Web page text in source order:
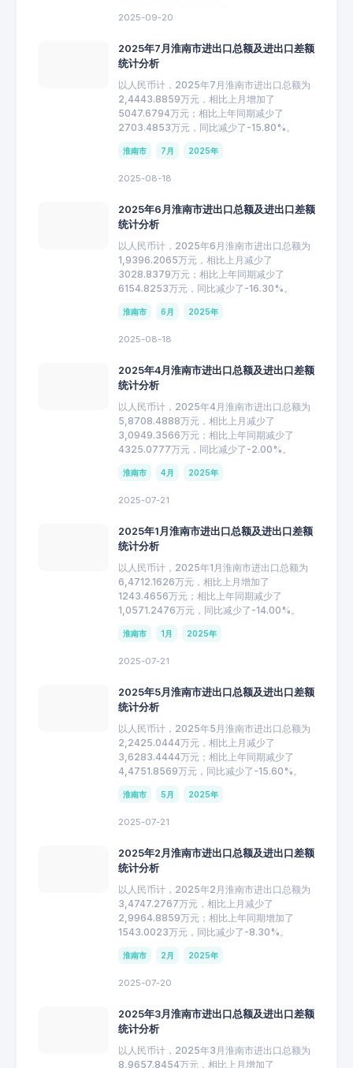
2025-09-20
2025年7月淮南市进出口总额及进出口差额
统计分析
以人民币计，2025年7月淮南市进出口总额为
2,4443.8859万元，相比上月增加了
5047.6794万元；相比上年同期减少了
2703.4853万元，同比减少了-15.80%。
淮南市 7月 2025年
2025-08-18
2025年6月淮南市进出口总额及进出口差额
统计分析
以人民币计，2025年6月淮南市进出口总额为
1,9396.2065万元，相比上月减少了
3028.8379万元；相比上年同期减少了
6154.8253万元，同比减少了-16.30%。
淮南市 6月 2025年
2025-08-18
2025年4月淮南市进出口总额及进出口差额
统计分析
以人民币计，2025年4月淮南市进出口总额为
5,8708.4888万元，相比上月减少了
3,0949.3566万元；相比上年同期减少了
4325.0777万元，同比减少了-2.00%。
淮南市 4月 2025年
2025-07-21
2025年1月淮南市进出口总额及进出口差额
统计分析
以人民币计，2025年1月淮南市进出口总额为
6,4712.1626万元，相比上月增加了
1243.4656万元；相比上年同期减少了
1,0571.2476万元，同比减少了-14.00%。
淮南市 1月 2025年
2025-07-21
2025年5月淮南市进出口总额及进出口差额
统计分析
以人民币计，2025年5月淮南市进出口总额为
2,2425.0444万元，相比上月减少了
3,6283.4444万元；相比上年同期减少了
4,4751.8569万元，同比减少了-15.60%。
淮南市 5月 2025年
2025-07-21
2025年2月淮南市进出口总额及进出口差额
统计分析
以人民币计，2025年2月淮南市进出口总额为
3,4747.2767万元，相比上月减少了
2,9964.8859万元；相比上年同期增加了
1543.0023万元，同比减少了-8.30%。
淮南市 2月 2025年
2025-07-20
2025年3月淮南市进出口总额及进出口差额
统计分析
以人民币计，2025年3月淮南市进出口总额为
8,9657.8454万元，相比上月增加了